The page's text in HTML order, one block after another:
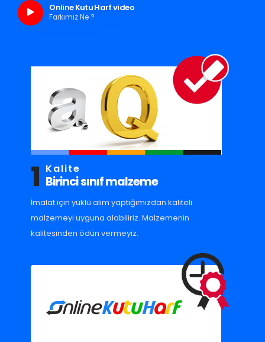
Online Kutu Harf video
Farkımız Ne ?
1 Kalite
Birinci sınıf malzeme
İmalat için yüklü alım yaptığımızdan kaliteli
malzemeyi uyguna alabiliriz. Malzemenin
kalitesinden ödün vermeyiz.